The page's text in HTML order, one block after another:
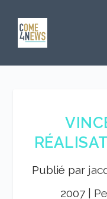
Publié par
2007|